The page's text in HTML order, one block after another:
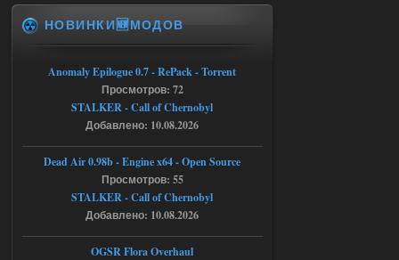
Доступно только для пользователей
Ответить ➤
06.08.2026
Universal Teleport v2.0
Stalker-Mods-Clan-su
Доступно только для пользователей
Ответить ➤
Universal Teleport v2.0
НОВИНКИ🆕МОДОВ
Anomaly Epilogue 0.7 - RePack - Torrent
Просмотров: 72
STALKER - Call of Chernobyl
Добавлено: 10.08.2026
Dead Air 0.98b - Engine x64 - Open Source
Просмотров: 55
STALKER - Call of Chernobyl
Добавлено: 10.08.2026
OGSR Flora Overhaul